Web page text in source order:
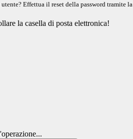
Effettua il reset della password tramite la
la casella di posta elettronica!